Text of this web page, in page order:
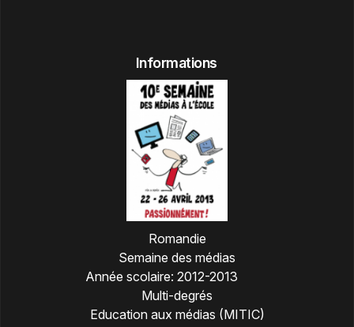
Informations
Romandie
Semaine des médias
Année scolaire: 2012-2013
Multi-degrés
Education aux médias (MITIC)